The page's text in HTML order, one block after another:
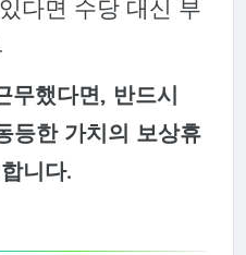
다면 수당 대신 부
무했다면, 반드시
등한 가치의 보상휴
니다.